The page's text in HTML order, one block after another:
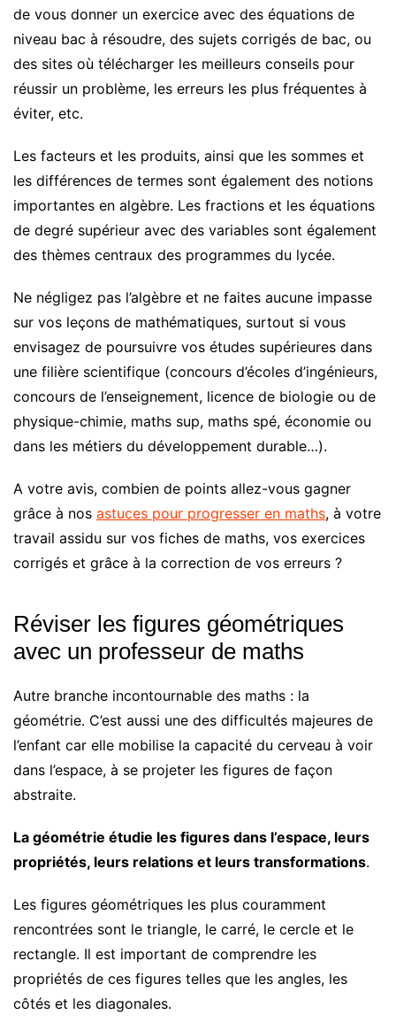
de vous donner un exercice avec des équations de
niveau bac à résoudre, des sujets corrigés de bac, ou
des sites où télécharger les meilleurs conseils pour
réussir un problème, les erreurs les plus fréquentes à
éviter, etc.
Les facteurs et les produits, ainsi que les sommes et
les différences de termes sont également des notions
importantes en algèbre. Les fractions et les équations
de degré supérieur avec des variables sont également
des thèmes centraux des programmes du lycée.
Ne négligez pas l’algèbre et ne faites aucune impasse
sur vos leçons de mathématiques, surtout si vous
envisagez de poursuivre vos études supérieures dans
une filière scientifique (concours d’écoles d’ingénieurs,
concours de l’enseignement, licence de biologie ou de
physique-chimie, maths sup, maths spé, économie ou
dans les métiers du développement durable…).
A votre avis, combien de points allez-vous gagner
grâce à nos astuces pour progresser en maths, à votre
travail assidu sur vos fiches de maths, vos exercices
corrigés et grâce à la correction de vos erreurs ?
Réviser les figures géométriques
avec un professeur de maths
Autre branche incontournable des maths : la
géométrie. C’est aussi une des difficultés majeures de
l’enfant car elle mobilise la capacité du cerveau à voir
dans l’espace, à se projeter les figures de façon
abstraite.
La géométrie étudie les figures dans l’espace, leurs
propriétés, leurs relations et leurs transformations.
Les figures géométriques les plus couramment
rencontrées sont le triangle, le carré, le cercle et le
rectangle. Il est important de comprendre les
propriétés de ces figures telles que les angles, les
côtés et les diagonales.